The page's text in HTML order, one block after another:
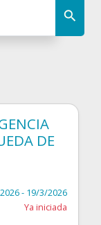
DE
- 19/3/2026
Ya iniciada